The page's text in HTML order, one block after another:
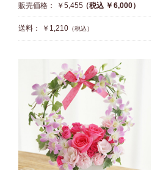
販売価格： ￥5,455（税込 ￥6,000）
送料： ￥1,210 （税込）